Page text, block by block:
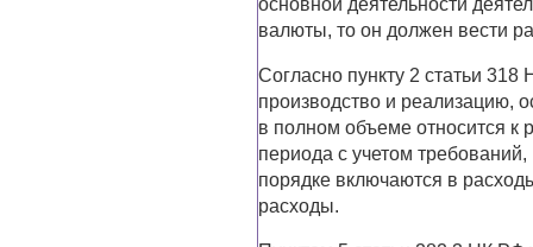
основной деятельности
валюты, то он должен вести
Согласно пункту 2 статьи
производство и реализацию,
в полном объеме относится к
периода с учетом
порядке включаются в
расходы.